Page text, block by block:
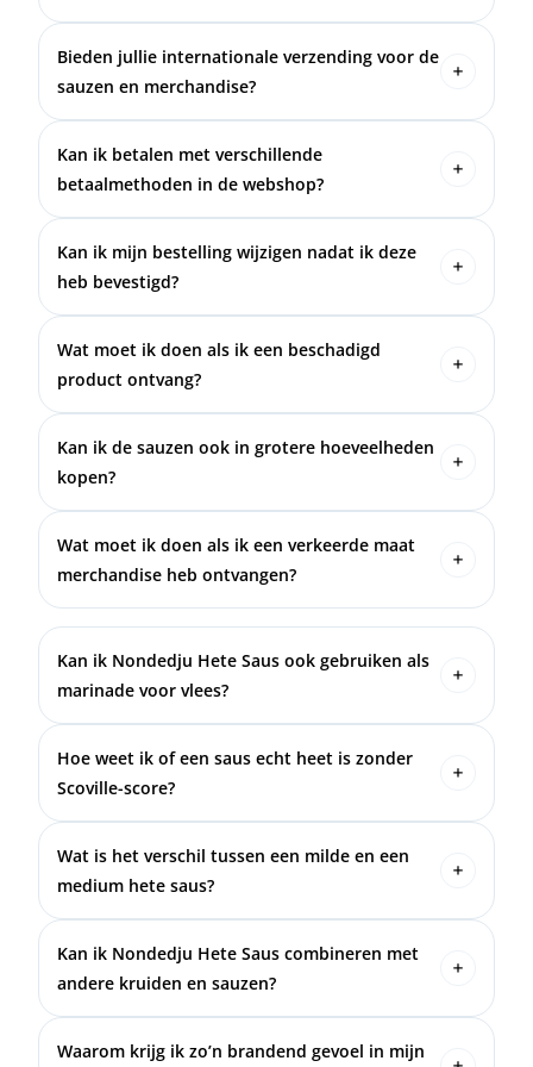
Het duurt ongeveer 2-3 werkdagen voordat je je
bestelling ontvangt.
Bieden jullie internationale verzending voor de
sauzen en merchandise?
Jazeker, wij bieden internationale verzending voor
de sauzen en merchandise!
Kan ik betalen met verschillende
betaalmethoden in de webshop?
Jazeker, je kunt betalen met verschillende
betaalmethoden in de webshop!
Kan ik mijn bestelling wijzigen nadat ik deze
heb bevestigd?
Als je je bestelling wilt wijzigen nadat je deze hebt
bevestigd, stuur dan een e-mail naar
info@dokterworst.com om te kijken of het nog
mogelijk is.
Wat moet ik doen als ik een beschadigd
product ontvang?
Als je een beschadigd product ontvangt, neem dan
direct contact op met info@dokterworst.com.
Kan ik de sauzen ook in grotere hoeveelheden
kopen?
Vraag naar de mogelijkheden voor het kopen van
sauzen in grotere hoeveelheden bij de kraam of
via de webshop!
Wat moet ik doen als ik een verkeerde maat
merchandise heb ontvangen?
Neem dan direct contact op met
info@dokterworst.com.
Kan ik Nondedju Hete Saus ook gebruiken als
marinade voor vlees?
Zeker! Nondedju Hete Saus is geweldig als
marinade voor vlees, vis, of groenten. Het voegt
niet alleen hitte toe, maar ook extra smaak die het
Hoe weet ik of een saus echt heet is zonder
Scoville-score?
Onze sauzen zijn ingedeeld in vijf hittecategorieën,
van 1 tot 5. Categorie 1 is een milde
bliksemschicht voor de beginners, en categorie 5 is
en bereid je voor op een explosie van smaak.
Wat is het verschil tussen een milde en een
medium hete saus?
Milde sauzen bevatten vaak mildere pepers zoals
jalapeño, terwijl medium hete sauzen een iets
pittiger randje hebben met pepers zoals habanero.
Kan ik Nondedju Hete Saus combineren met
andere kruiden en sauzen?
Ja, Nondedju Hete Saus is een veelzijdige
smaakmaker die goed samengaat met andere
Waarom krijg ik zo’n brandend gevoel in mijn